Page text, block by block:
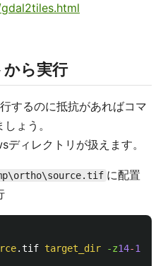
ら実行
するのに抵抗があればコマ
ょう。
ィレクトリが扱えます。
に配置
.tif target_dir -z14-18